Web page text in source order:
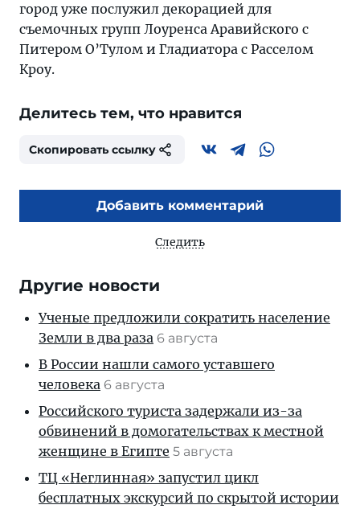
город уже послужил декорацией для
съемочных групп Лоуренса Аравийского с
Питером О’Тулом и Гладиатора с Расселом
Кроу.
Делитесь тем, что нравится
Скопировать ссылку
Добавить комментарий
Следить
Другие новости
Ученые предложили сократить население
Земли в два раза 6 августа
В России нашли самого уставшего
человека 6 августа
Российского туриста задержали из-за
обвинений в домогательствах к местной
женщине в Египте 5 августа
ТЦ «Неглинная» запустил цикл
бесплатных экскурсий по скрытой истории